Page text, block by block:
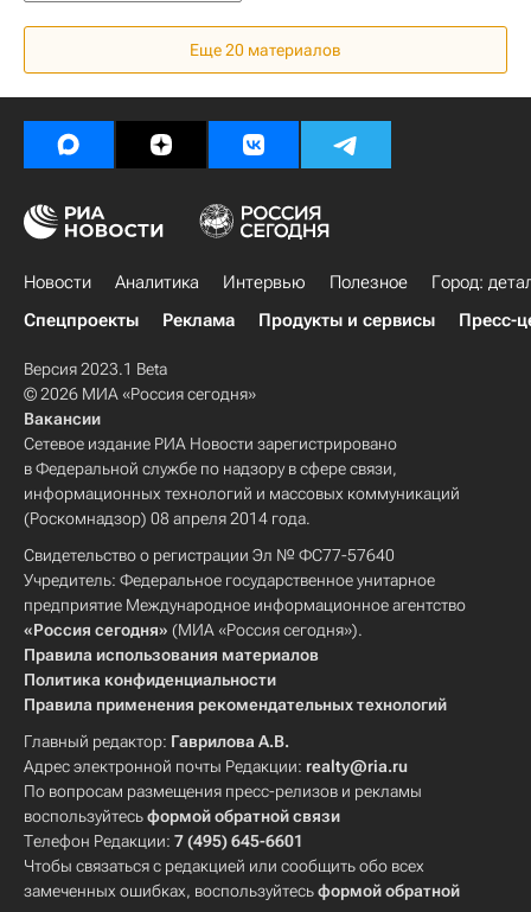
Еще 20 материалов
Новости Аналитика Интервью Полезное
Город:
Спецпроекты
Реклама Продукты и сервисы Пресс-
Версия 2023.1 Beta
© 2026 МИА «Россия сегодня»
Вакансии
Сетевое издание РИА Новости зарегистрировано
в Федеральной службе по надзору в сфере связи,
информационных технологий и массовых коммуникаций
(Роскомнадзор) 08 апреля 2014 года.
Свидетельство о регистрации Эл № ФС77-57640
Учредитель: Федеральное государственное унитарное
предприятие Международное информационное агентство
«Россия сегодня» (МИА «Россия сегодня»).
Правила использования материалов
Политика конфиденциальности
Правила применения рекомендательных технологий
Главный редактор: Гаврилова А.В.
Адрес электронной почты Редакции: realty@ria.ru
По вопросам размещения пресс-релизов и рекламы
воспользуйтесьформой обратной связи
Телефон Редакции: 7 (495) 645-6601
Чтобы связаться с редакцией или сообщить обо всех
замеченных ошибках, воспользуйтесьформой обратной